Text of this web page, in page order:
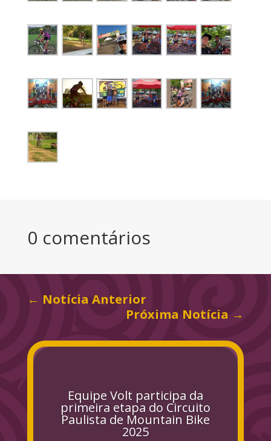
0 comentários
← Notícia Anterior
Próxima Notícia →
Equipe Volt participa da
primeira etapa do Circuito
Paulista de Mountain Bike
2025